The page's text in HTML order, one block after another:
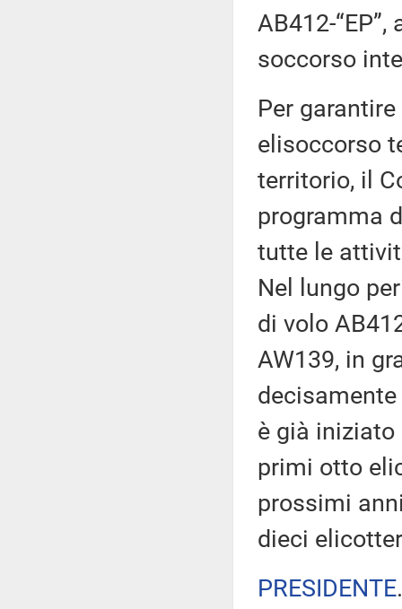
AB412-
soccorso
Per
elisoccorso
territorio, il
programma
tutte le
Nel lungo
di volo
AW139, in
è già
primi otto
prossimi
dieci
PRESIDENTE